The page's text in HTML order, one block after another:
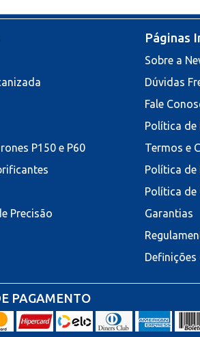
P150 e P60
Precisão
Páginas
Sobre a
Dúvidas
Fale
Política de
Termos e
Política de
Política de
Garantias
Definições
PAGAMENTO